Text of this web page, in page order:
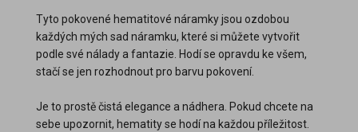
Tyto pokovené hematitové náramky jsou ozdobou
každých mých sad náramku, které si můžete vytvořit
podle své nálady a fantazie. Hodí se opravdu ke všem,
stačí se jen rozhodnout pro barvu pokovení.
Je to prostě čistá elegance a nádhera. Pokud chcete na
sebe upozornit, hematity se hodí na každou příležitost.